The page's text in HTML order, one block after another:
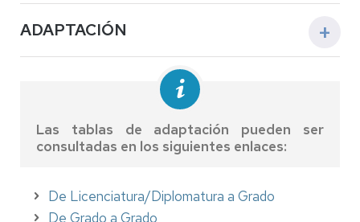
Los planes de estudio se extinguirán
progresivamente, curso por curso
, quedando sin
docencia las asignaturas que los integran, al tiempo
que se implantarán, también curso por curso, las
asignaturas correspondientes a los nuevos planes
El estudiantado que haya comenzado sus estudios
en el plan declarado a extinguir tiene derecho a
Quienes se matriculen por primera vez en
ADAPTACIÓN
La adaptación supone el cambio a las nuevas
enseñanzas de grado que sustituyen al plan en
extinción. Se realizará mediante la aplicación de
tablas de adaptación.
Quienes soliciten continuar los estudios mediante la
siguientes condiciones:
Las tablas de adaptación pueden ser
consultadas en los siguientes enlaces:
De Licenciatura/Diplomatura a Grado
De Grado a Grado